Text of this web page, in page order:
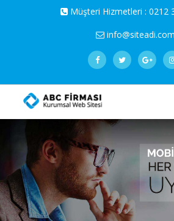
Müşteri Hizmetleri : 0212
info@siteadi.com